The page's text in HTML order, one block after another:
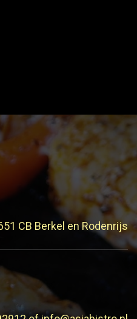
CB Berkel en Rodenrijs